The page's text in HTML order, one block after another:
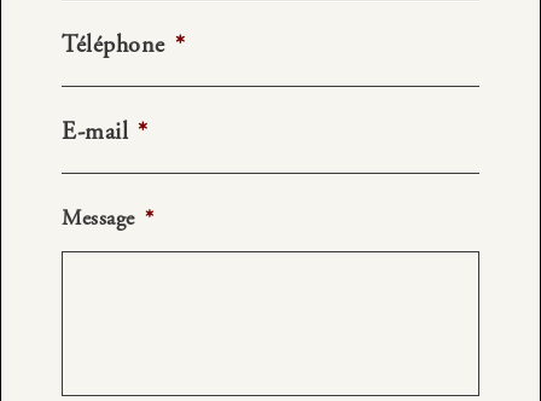
Téléphone *
E-mail *
Message *